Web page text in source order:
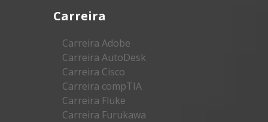
Carreira
Carreira Adobe
Carreira AutoDesk
Carreira Cisco
Carreira compTIA
Carreira Fluke
Carreira Furukawa